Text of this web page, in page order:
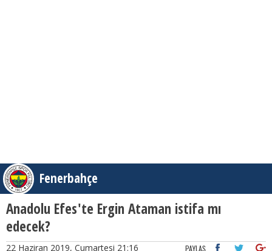
Fenerbahçe
Anadolu Efes'te Ergin Ataman istifa mı
edecek?
22 Haziran 2019, Cumartesi 21:16 PAYLAŞ